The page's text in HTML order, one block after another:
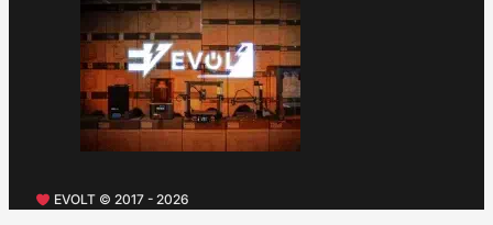
EVOLT © 2017 - 2026